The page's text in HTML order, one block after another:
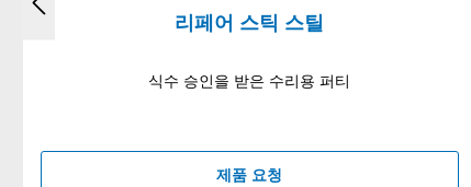
리페어 스틱 스틸
식수 승인을 받은 수리용 퍼티
제품 요청